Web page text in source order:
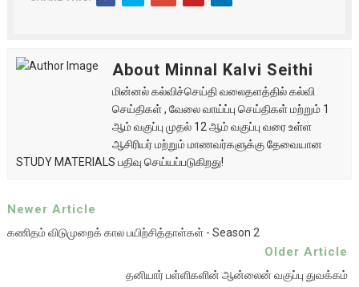
About Minnal Kalvi Seithi
மின்னல் கல்விச்செய்தி வலைதளத்தில் கல்வி
செய்திகள் , வேலை வாய்ப்பு செய்திகள் மற்றும் 1
ஆம் வகுப்பு முதல் 12 ஆம் வகுப்பு வரை உள்ள
ஆசிரியர் மற்றும் மாணவர்களுக்கு தேவையான
STUDY MATERIALS பதிவு செய்யப்படுகிறது!
Newer Article
கணிதம் விடுமுறைக் கால பயிற்சித்தாள்கள் - Season 2
Older Article
தனியார் பள்ளிகளின் ஆன்லைன் வகுப்பு துவக்கம்